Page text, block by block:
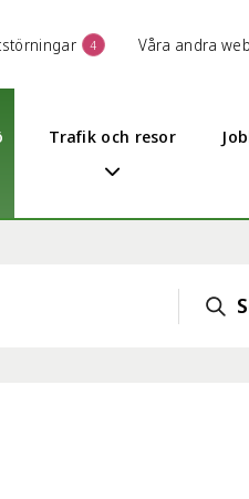
4 Våra andra
Trafik och resor